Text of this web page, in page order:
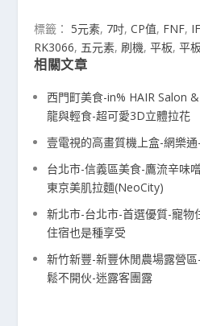
標籤： 5元素, 7吋,CP值, FNF,
RK3066, 五元素, 刷機,平板,平
相關文章
西門町美食-in% HAIR Salon
龍與輕食-超可愛3D立體拉花
壹電視的高畫質機上盒-網樂
台北市-信義區美食-鷹流辛味
東京美肌拉麵(NeoCity)
新北市-台北市-首選優質-寵物
住宿也是種享受
新竹新豐-新豐休閒農場露營
鬆不開伙-迷露客團露